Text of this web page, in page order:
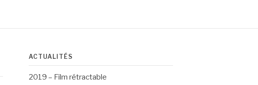
ACTUALITÉS
2019 – Film rétractable